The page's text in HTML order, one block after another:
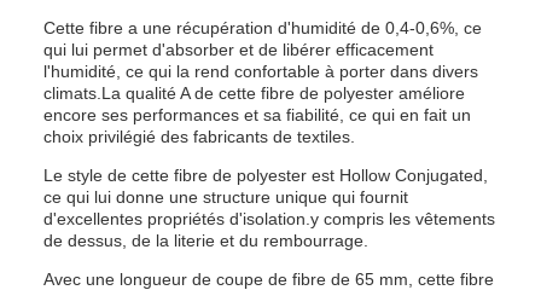
Cette fibre a une récupération d'humidité de 0,4-0,6%, ce
qui lui permet d'absorber et de libérer efficacement
l'humidité, ce qui la rend confortable à porter dans divers
climats.La qualité A de cette fibre de polyester améliore
encore ses performances et sa fiabilité, ce qui en fait un
choix privilégié des fabricants de textiles.
Le style de cette fibre de polyester est Hollow Conjugated,
ce qui lui donne une structure unique qui fournit
d'excellentes propriétés d'isolation.y compris les vêtements
de dessus, de la literie et du rembourrage.
Avec une longueur de coupe de fibre de 65 mm, cette fibre